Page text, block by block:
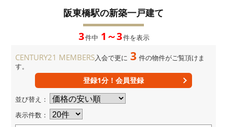
無料会員登録はこちら
ログイン
お気に入り一覧
所在地から探す
路線・駅から探す
MAP検索
値下げ物件
企業概要
店舗案内
お問い合わせ
阪東橋駅の新築一戸建て
3件中 1～3件を表示
CENTURY21 MEMBERS入会で更に 3 件の物件がご覧頂けま
す。
登録1分！会員登録
並び替え：
表示件数：